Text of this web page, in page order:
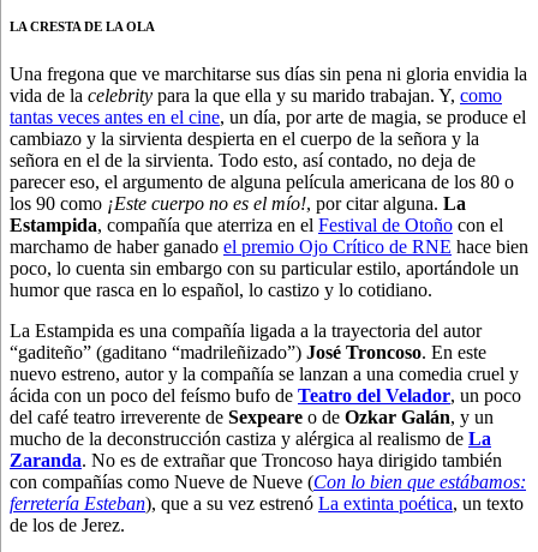
LA CRESTA DE LA OLA
Una fregona que ve marchitarse sus días sin pena ni gloria envidia la
vida de la celebrity para la que ella y su marido trabajan. Y, como
tantas veces antes en el cine, un día, por arte de magia, se produce el
cambiazo y la sirvienta despierta en el cuerpo de la señora y la
señora en el de la sirvienta. Todo esto, así contado, no deja de
parecer eso, el argumento de alguna película americana de los 80 o
los 90 como ¡Este cuerpo no es el mío!, por citar alguna. La
Estampida, compañía que aterriza en el Festival de Otoño con el
marchamo de haber ganado el premio Ojo Crítico de RNE hace bien
poco, lo cuenta sin embargo con su particular estilo, aportándole un
humor que rasca en lo español, lo castizo y lo cotidiano.
La Estampida es una compañía ligada a la trayectoria del autor
“gaditeño” (gaditano “madrileñizado”) José Troncoso. En este
nuevo estreno, autor y la compañía se lanzan a una comedia cruel y
ácida con un poco del feísmo bufo de Teatro del Velador, un poco
del café teatro irreverente de Sexpeare o de Ozkar Galán, y un
mucho de la deconstrucción castiza y alérgica al realismo de La
Zaranda. No es de extrañar que Troncoso haya dirigido también
con compañías como Nueve de Nueve (Con lo bien que estábamos:
ferretería Esteban), que a su vez estrenó La extinta poética, un texto
de los de Jerez.